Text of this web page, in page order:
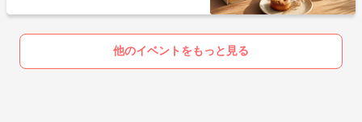
他のイベントをもっと見る